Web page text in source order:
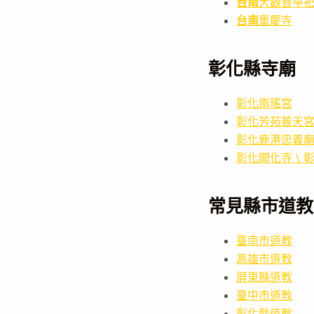
台南重慶寺
彰化縣寺廟
彰化南瑤宮
彰化芳苑普天宮
彰化鹿港忠義廟
彰化開化寺 \
常見縣市道教
臺南市道教
高雄市道教
屏東縣道教
臺中市道教